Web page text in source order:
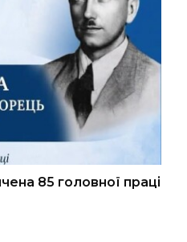
85 головної праці